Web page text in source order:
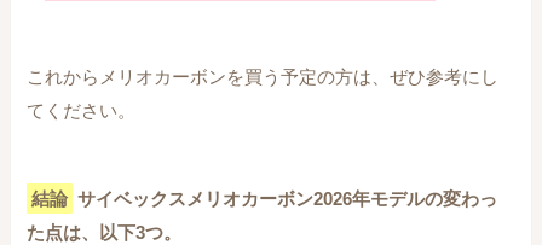
これからメリオカーボンを買う予定の方は、ぜひ参考にし
てください。
結論 サイベックスメリオカーボン2026年モデルの変わっ
た点は、以下3つ。